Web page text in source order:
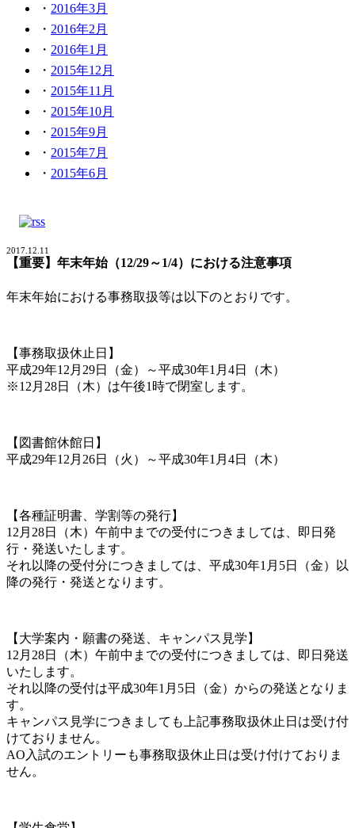
2016年3月
2016年2月
2016年1月
2015年12月
2015年11月
2015年10月
2015年9月
2015年7月
2015年6月
2017.12.11
【重要】年末年始（12/29～1/4）における注意事項
年末年始における事務取扱等は以下のとおりです。
【事務取扱休止日】
平成29年12月29日（金）～平成30年1月4日（木）
※12月28日（木）は午後1時で閉室します。
【図書館休館日】
平成29年12月26日（火）～平成30年1月4日（木）
【各種証明書、学割等の発行】
12月28日（木）午前中までの受付につきましては、即日発
行・発送いたします。
それ以降の受付分につきましては、平成30年1月5日（金）以
降の発行・発送となります。
【大学案内・願書の発送、キャンパス見学】
12月28日（木）午前中までの受付につきましては、即日発送
いたします。
それ以降の受付は平成30年1月5日（金）からの発送となりま
す。
キャンパス見学につきましても上記事務取扱休止日は受け付
けておりません。
AO入試のエントリーも事務取扱休止日は受け付けておりま
せん。